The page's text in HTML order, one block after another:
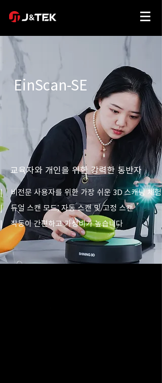
EinScan-SE
교육자와 개인을 위한 강력한 동반자
| 비전문 사용자를 위한 가장 쉬운 3D 스캐닝 체험
| 듀얼 스캔 모드; 자동 스캔 및 고정 스캔
| 작동이 간편하고 가성비가 높습니다